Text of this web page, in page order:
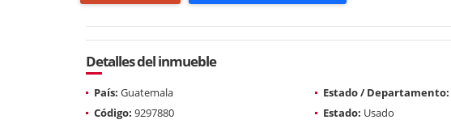
Detalles del inmueble
País: Guatemala Estado / Departamento:
Código: 9297880 Estado: Usado